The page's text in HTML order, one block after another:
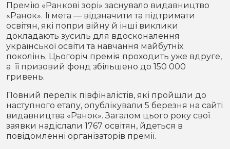
Премію «Ранкові зорі» заснувало видавництво
«Ранок». Її мета — відзначити та підтримати
освітян, які попри війну й інші виклики
докладають зусиль для вдосконалення
української освіти та навчання майбутніх
поколінь. Цьогоріч премія проходить уже вдруге,
а її призовий фонд збільшено до 150 000
гривень.
Повний перелік півфіналістів, які пройшли до
наступного етапу, опублікували 5 березня на сайті
видавництва «Ранок». Загалом цього року свої
заявки надіслали 1767 освітян, йдеться в
повідомленні організаторів премії.